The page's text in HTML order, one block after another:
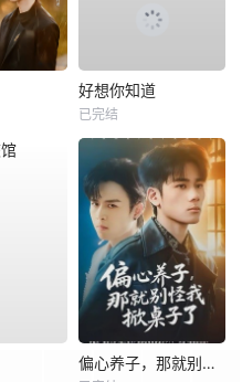
好想你知道
已完结
偏心养子，那就别怪我掀桌子了